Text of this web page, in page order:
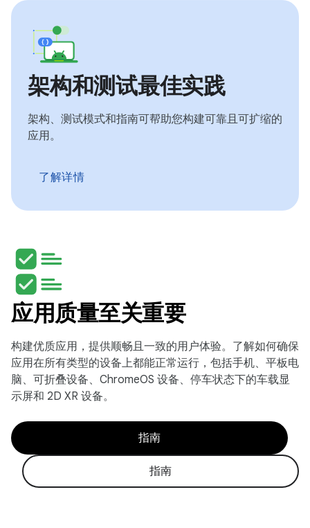
架构和测试最佳实践
架构、测试模式和指南可帮助您构建可靠且可扩缩的
应用。
了解详情
应用质量至关重要
构建优质应用，提供顺畅且一致的用户体验。了解如何确保
应用在所有类型的设备上都能正常运行，包括手机、平板电
脑、可折叠设备、ChromeOS 设备、停车状态下的车载显
示屏和 2D XR 设备。
指南
指南